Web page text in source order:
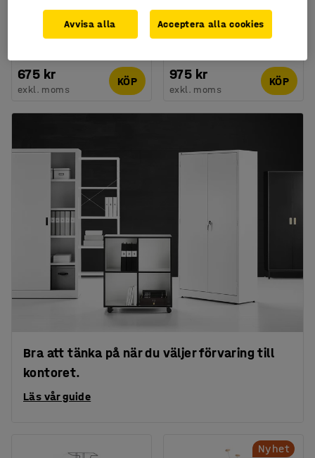
fack, stående A4,
transparent
675 kr
exkl. moms
KÖP
370x275x175 mm, svart
975 kr
exkl. moms
KÖP
Bra att tänka på när du väljer förvaring till
kontoret.
Läs vår guide
Nyhet
Avvisa alla Acceptera alla cookies